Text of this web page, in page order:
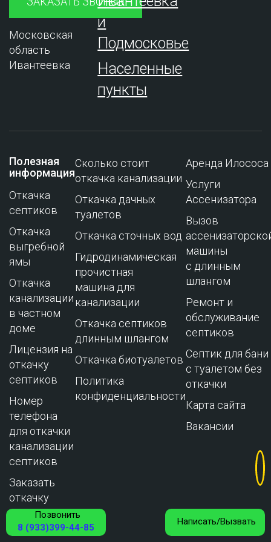
Московская
область
Ивантеевка
и
Подмосковье
Населенные
пункты
Полезная
информация
Откачка
септиков
Откачка
выгребной
ямы
Откачка
канализации
в частном
доме
Лицензия на
откачку
септиков
Номер
телефона
для откачки
канализации
септиков
Заказать
откачку
септиков
онлайн
Сколько стоит
откачка канализации
Откачка дачных
туалетов
Откачка сточных вод
Гидродинамическая
прочистная
машина для
канализации
Откачка септиков
длинным шлангом
Откачка биотуалетов
Политика
конфиденциальности
Аренда Илососа
Услуги
Ассенизатора
Вызов
машины
с длинным
шлангом
Ремонт и
обслуживание
cептиков
Септик для бани
с туалетом без
откачки
Карта сайта
Вакансии
Позвонить
8 (933)399-44-85
Написать/Вызвать